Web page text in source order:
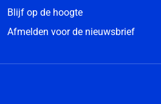
Blijf op de hoogte
Afmelden voor de nieuwsbrief